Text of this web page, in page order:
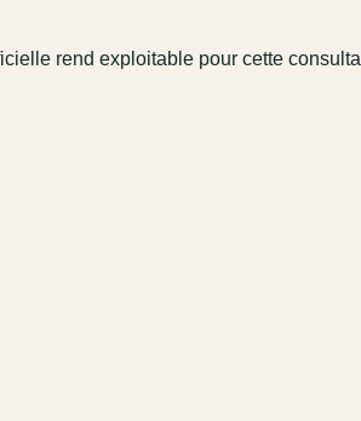
rend exploitable pour cette